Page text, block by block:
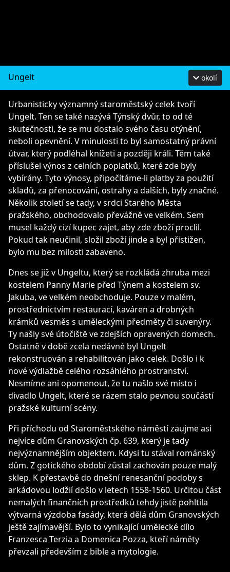
Ungelt okolí
Urbanisticky významný staroměstský celek tvoří
Ungelt. Ten se také nazývá Týnský dvůr, to od té
skutečnosti, že se mu dostalo svého času otýnění,
neboli opevnění. V minulosti to byl samostatný právní
útvar, který podléhal knížeti a později králi. Těm také
příslušel výnos z celních poplatků, které zde byly
vybírány. Tyto výnosy, připočítáme-li platby za použití
skladů, za přenocování, ostrahy a dalších, byly značné.
Několik století se tady, v srdci Starého Města
pražského, obchodovalo převážně ve velkém. Sem
musel každý cizí kupec zajet, aby zde zboží proclil.
Pokud tak neučinil, složil zboží jinde a byl přistižen,
bylo mu bez milosti zabaveno.
Dnes se již v Ungeltu, který se rozkládá zhruba mezi
kostelem Panny Marie před Týnem a kostelem sv.
Jakuba, ve velkém neobchoduje. Pouze v malém,
prostřednictvím restaurací, kaváren a drobných
krámků vesměs s uměleckými předměty či suvenýry.
Ty našly své útočiště ve zdejších opravených domech.
Ostatně v době zcela nedávné byl Ungelt
rekonstruován a rehabilitován jako celek. Došlo i k
nové výdlažbě celého rozsáhlého prostranství.
Nesmíme ani opomenout, že tu našlo své místo i
divadlo Ungelt, které se rázem stalo pevnou součástí
pražské kulturní scény.
Při příchodu od Staroměstského náměstí zaujme asi
nejvíce dům Granovských čp. 639, který je tady
nejvýznamnějším objektem. Kdysi tu stával románský
dům. Z gotického období zůstal zachován pouze malý
sklep. K přestavbě do dnešní renesanční podoby s
arkádovou lodžií došlo v letech 1558-1560. Určitou část
nemalých finančních prostředků tehdy jistě pohltila
výtvarná výzdoba fasády, která dělá dům Granovských
ještě zajímavější. Bylo to vynikající umělecké dílo
Franzesca Terzia a Domenica Pozza, kteří náměty
převzali především z bible a mytologie.